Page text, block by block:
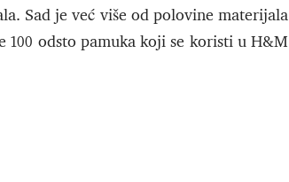
Sad je već više od polovine materijala
odsto pamuka koji se koristi u H&M